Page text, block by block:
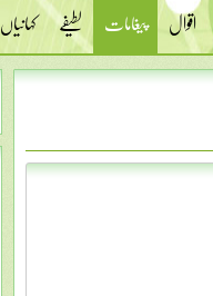
اقوال پیغامات لطیفے کہانیاں